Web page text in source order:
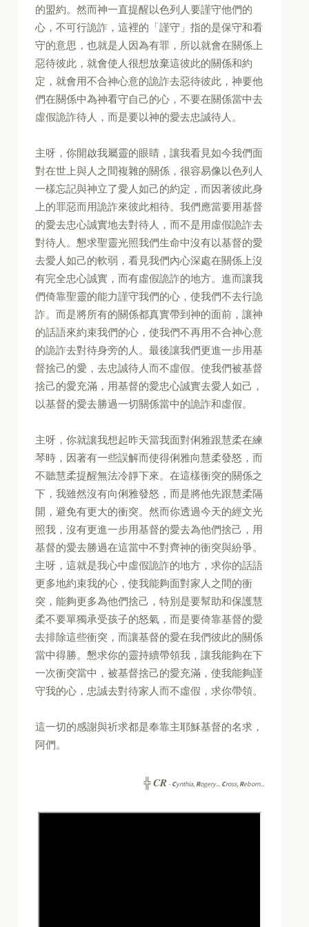
的盟約。然而神一直提醒以色列人要謹守他們的
心，不可行詭詐，這裡的「謹守」指的是保守和看
守的意思，也就是人因為有罪，所以就會在關係上
惡待彼此，就會使人很想放棄這彼此的關係和約
定，就會用不合神心意的詭詐去惡待彼此，神要他
們在關係中為神看守自己的心，不要在關係當中去
虛假詭詐待人，而是要以神的愛去忠誠待人。
主呀，你開啟我屬靈的眼睛，讓我看見如今我們面
對在世上與人之間複雜的關係，很容易像以色列人
一樣忘記與神立了愛人如己的約定，而因著彼此身
上的罪惡而用詭詐來彼此相待。我們應當要用基督
的愛去忠心誠實地去對待人，而不是用虛假詭詐去
對待人。懇求聖靈光照我們生命中沒有以基督的愛
去愛人如己的軟弱，看見我們內心深處在關係上沒
有完全忠心誠實，而有虛假詭詐的地方。進而讓我
們倚靠聖靈的能力謹守我們的心，使我們不去行詭
詐。而是將所有的關係都真實帶到神的面前，讓神
的話語來約束我們的心，使我們不再用不合神心意
的詭詐去對待身旁的人。最後讓我們更進一步用基
督捨己的愛，去忠誠待人而不虛假。使我們被基督
捨己的愛充滿，用基督的愛忠心誠實去愛人如己，
以基督的愛去勝過一切關係當中的詭詐和虛假。
主呀，你就讓我想起昨天當我面對俐雅跟慧柔在練
琴時，因著有一些誤解而使得俐雅向慧柔發怒，而
不聽慧柔提醒無法冷靜下來。在這樣衝突的關係之
下，我雖然沒有向俐雅發怒，而是將他先跟慧柔隔
開，避免有更大的衝突。然而你透過今天的經文光
照我，沒有更進一步用基督的愛去為他們捨己，用
基督的愛去勝過在這當中不對齊神的衝突與紛爭。
主呀，這就是我心中虛假詭詐的地方，求你的話語
更多地約束我的心，使我能夠面對家人之間的衝
突，能夠更多為他們捨己，特別是要幫助和保護慧
柔不要單獨承受孩子的怒氣，而是要倚靠基督的愛
去排除這些衝突，而讓基督的愛在我們彼此的關係
當中得勝。懇求你的靈持續帶領我，讓我能夠在下
一次衝突當中，被基督捨己的愛充滿，使我能夠謹
守我的心，忠誠去對待家人而不虛假，求你帶領。
這一切的感謝與祈求都是奉靠主耶穌基督的名求，
阿們。
╬CR -Cynthia, Rogery... Cross, Reborn...